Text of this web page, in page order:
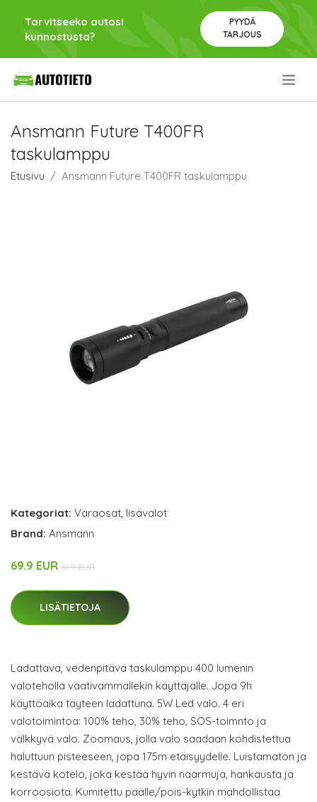
Tarvitseeko autosi
kunnostusta?
PYYDÄ
TARJOUS
Ansmann Future T400FR
taskulamppu
Etusivu Ansmann Future T400FR taskulamppu
Kategoriat: Varaosat, lisävalot
Brand: Ansmann
69.9 EUR 81.9 EUR
LISÄTIETOJA
Ladattava, vedenpitävä taskulamppu 400 lumenin
valoteholla vaativammallekin käyttäjälle. Jopa 9h
käyttöaika täyteen ladattuna. 5W Led valo. 4 eri
valotoimintoa: 100% teho, 30% teho, SOS-toimnto ja
välkkyvä valo. Zoomaus, jolla valo saadaan kohdistettua
haluttuun pisteeseen, jopa 175m etäisyydelle. Luistamaton ja
kestävä kotelo, joka kestää hyvin naarmuja, hankausta ja
korroosiota. Kumitettu päälle/pois-kytkin mahdollistaa